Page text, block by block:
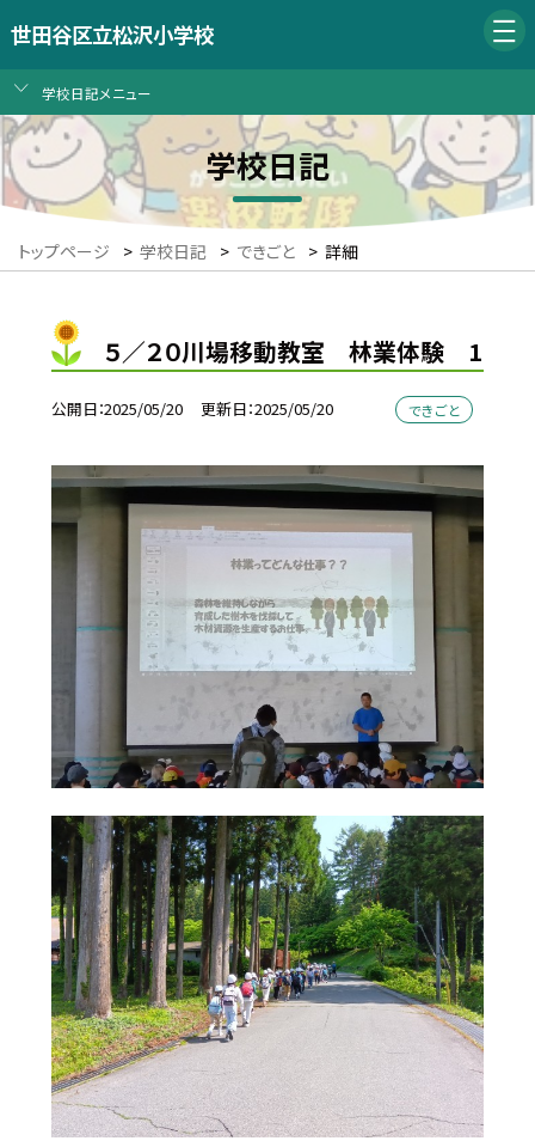
世田谷区立松沢小学校
学校日記メニュー
学校日記
トップページ > 学校日記 > できごと > 詳細
５／２０川場移動教室 林業体験 1
公開日 2025/05/20 更新日 2025/05/20 できごと